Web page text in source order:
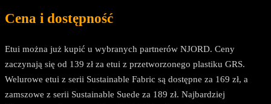
Cena i dostępność
Etui można już kupić u wybranych partnerów NJORD. Ceny
zaczynają się od 139 zł za etui z przetworzonego plastiku GRS.
Welurowe etui z serii Sustainable Fabric są dostępne za 169 zł, a
zamszowe z serii Sustainable Suede za 189 zł. Najbardziej